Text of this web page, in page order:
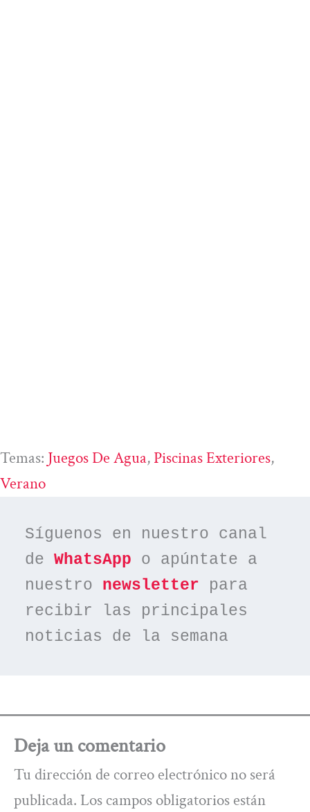
Temas: Juegos De Agua, Piscinas Exteriores
Verano
Síguenos en nuestro canal
de WhatsApp o apúntate a
nuestro newsletter para
recibir las principales
noticias de la semana
Deja un comentario
Tu dirección de correo electrónico no será
publicada. Los campos obligatorios están